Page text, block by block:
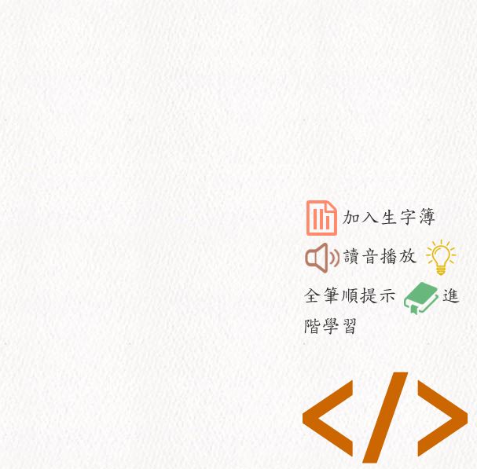
加入生字簿
讀音播放
全筆順提示
進
階學習